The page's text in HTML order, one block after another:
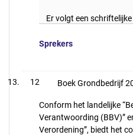
Er volgt een
Sprekers
12 Boek Grondbedrijf
Conform het landelijke
Verantwoording (BBV)”
Verordening”, biedt het